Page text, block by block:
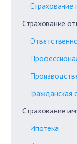
Страхование
Страхование
Гражданская
Страхование
Ипотека